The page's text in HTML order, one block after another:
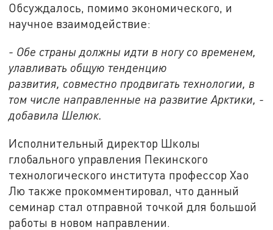
Обсуждалось, помимо экономического, и
научное взаимодействие:
- Обе страны должны идти в ногу со временем,
улавливать общую тенденцию
развития, совместно продвигать технологии, в
том числе направленные на развитие Арктики, -
добавила Шелюк.
Исполнительный директор Школы
глобального управления Пекинского
технологического института профессор Хао
Лю также прокомментировал, что данный
семинар стал отправной точкой для большой
работы в новом направлении.